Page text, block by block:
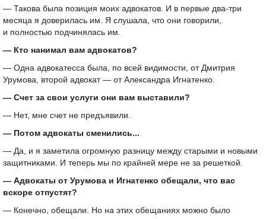
— Такова была позиция моих адвокатов. И в первые два-три
месяца я доверилась им. Я слушала, что они говорили,
и полностью подчинялась им.
— Кто нанимал вам адвокатов?
— Одна адвокатесса была, по всей видимости, от Дмитрия
Урумова, второй адвокат — от Александра Игнатенко.
— Счет за свои услуги они вам выставили?
— Нет, мне счет не предъявили.
— Потом адвокаты сменились...
— Да, и я заметила огромную разницу между старыми и новыми
защитниками. И теперь мы по крайней мере не за решеткой.
— Адвокаты от Урумова и Игнатенко обещали, что вас
вскоре отпустят?
— Конечно, обещали. Но на этих обещаниях можно было